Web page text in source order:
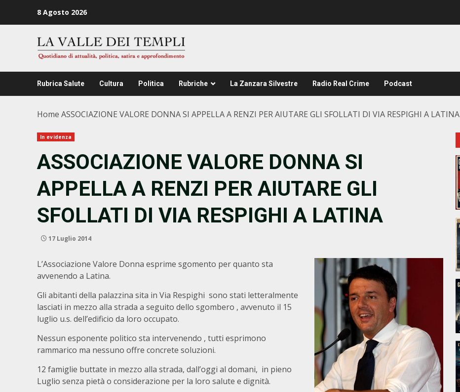
8 Agosto 2026
Rubrica Salute Cultura Politica Rubriche La Zanzara Silvestre Radio Real Crime Podcast
Home ASSOCIAZIONE VALORE DONNA SI APPELLA A RENZI PER AIUTARE GLI SFOLLATI DI VIA RESPIGHI A LATINA
In evidenza
ASSOCIAZIONE VALORE DONNA SI
APPELLA A RENZI PER AIUTARE GLI
SFOLLATI DI VIA RESPIGHI A LATINA
17 Luglio 2014
L’Associazione Valore Donna esprime sgomento per quanto sta
avvenendo a Latina.
Gli abitanti della palazzina sita in Via Respighi sono stati letteralmente
lasciati in mezzo alla strada a seguito dello sgombero , avvenuto il 15
luglio u.s. dell’edificio da loro occupato.
Nessun esponente politico sta intervenendo , tutti esprimono
rammarico ma nessuno offre concrete soluzioni.
12 famiglie buttate in mezzo alla strada, dall’oggi al domani, in pieno
Luglio senza pietà o considerazione per la loro salute e dignità.